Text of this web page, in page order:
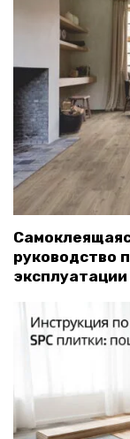
руководство